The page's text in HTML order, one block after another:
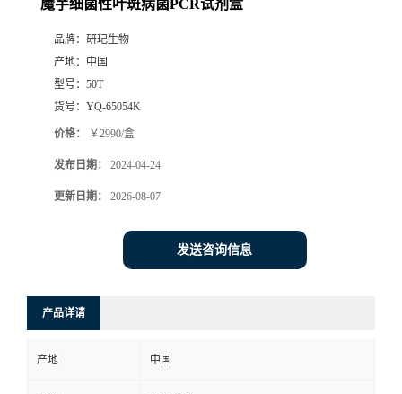
魔芋细菌性叶斑病菌PCR试剂盒
品牌： 研玘生物
产地： 中国
型号： 50T
货号： YQ-65054K
价格： ￥2990/盒
发布日期： 2024-04-24
更新日期： 2026-08-07
发送咨询信息
产品详请
产地 中国